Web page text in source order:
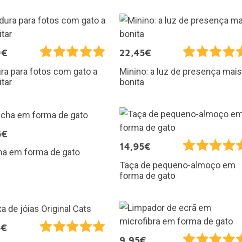
para fotos com gato a
22,45€
Minino: a luz de presença mais
bonita
em forma de gato
14,95€
Taça de pequeno-almoço em
forma de gato